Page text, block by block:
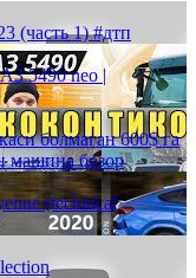
1) #дтп
5490 neo |
болмаган 600$ га
машина бозор
(technical